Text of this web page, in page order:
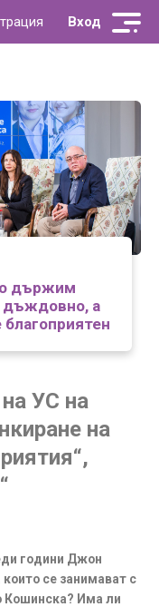
Вход
държим
дъждовно, а
УС на
на
години Джон
се занимават с
Кошинска? Има ли